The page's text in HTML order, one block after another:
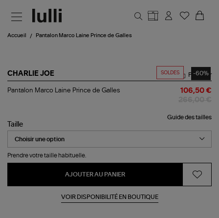
Accueil Pantalon Marco Laine Prince de Galles
SOLDES -60%
CHARLIE JOE
Pantalon
de
Galles
Partager
Pantalon Marco Laine Prince de Galles 106,50 €
Guide des tailles
Taille
Prendre votre taille habituelle.
AJOUTER AU PANIER
VOIR DISPONIBILITÉ EN BOUTIQUE